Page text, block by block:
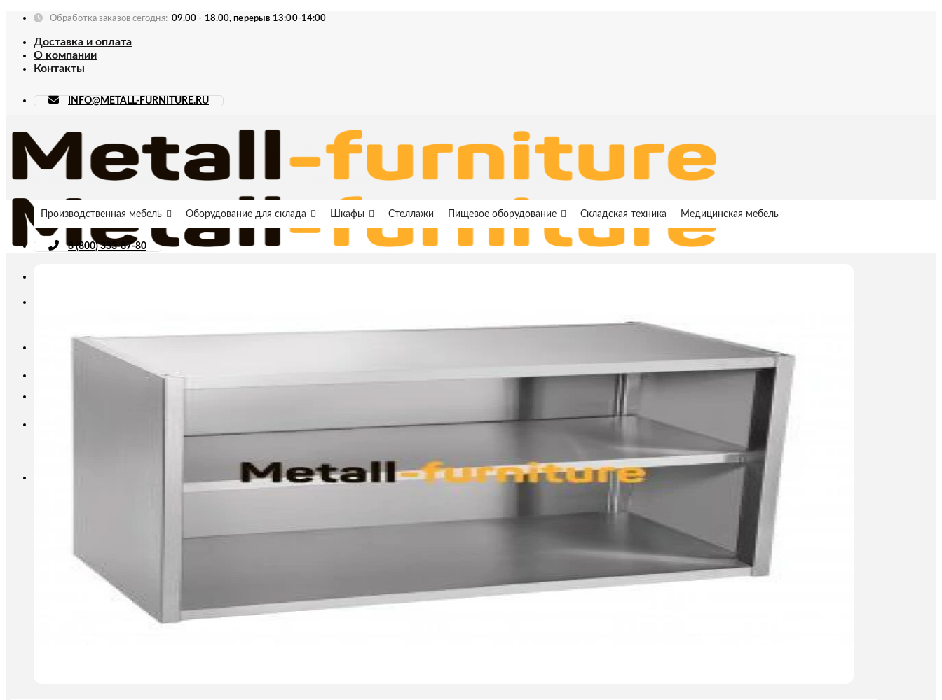
Skip
content
Обработка заказов сегодня: 09.00 - 18.00, перерыв 13:00-14:00
Доставка и оплата
О компании
Контакты
INFO@METALL-FURNITURE.RU
INFO@METALL-FURNITURE.RU
Производственная мебель Оборудование для склада Шкафы Стеллажи Пищевое оборудование Складская техника Медицинская мебель
8 (800) 333-87-80